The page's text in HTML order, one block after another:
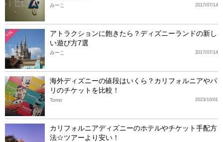
2017/07/14
みーこ
TDL
アトラクションに飽きたら？ディズニーランドの新し
い遊び方7選
2017/07/14
みーこ
海外ディズニーの値段はいくら？カリフォルニアやパ
リのチケットを比較！
2023/10/01
Tomo
カリフォルニアディズニーのホテルやチケット手配方
法☆ツアーより安い！